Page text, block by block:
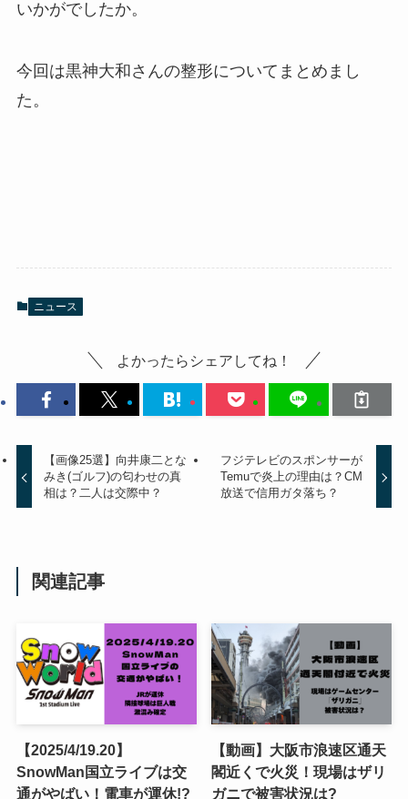
いかがでしたか。
今回は黒神大和さんの整形についてまとめまし
た。
ニュース
よかったらシェアしてね！
【画像25選】向井康二とな
みき(ゴルフ)の匂わせの真
相は？二人は交際中？
フジテレビのスポンサーが
Temuで炎上の理由は？CM
放送で信用ガタ落ち？
関連記事
【2025/4/19.20】
SnowMan国立ライブは交
通がやばい！電車が運休!?
【動画】大阪市浪速区通天
閣近くで火災！現場はザリ
ガニで被害状況は?